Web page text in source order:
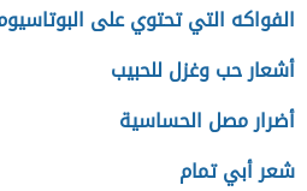
الفواكه التي تحتوي على
أشعار حب وغزل للحبيب
أضرار مصل الحساسية
شعر أبي تمام